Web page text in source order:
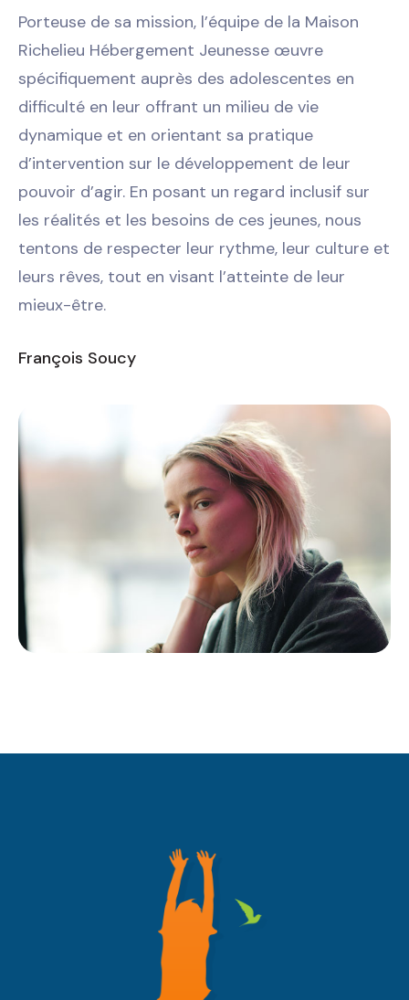
Porteuse de sa mission, l’équipe de la Maison
Richelieu Hébergement Jeunesse œuvre
spécifiquement auprès des adolescentes en
difficulté en leur offrant un milieu de vie
dynamique et en orientant sa pratique
d’intervention sur le développement de leur
pouvoir d’agir. En posant un regard inclusif sur
les réalités et les besoins de ces jeunes, nous
tentons de respecter leur rythme, leur culture et
leurs rêves, tout en visant l’atteinte de leur
mieux-être.
François Soucy